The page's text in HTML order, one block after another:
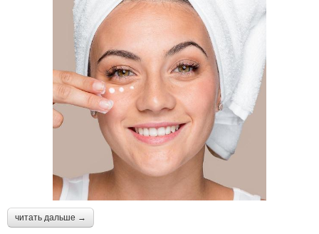
читать дальше →